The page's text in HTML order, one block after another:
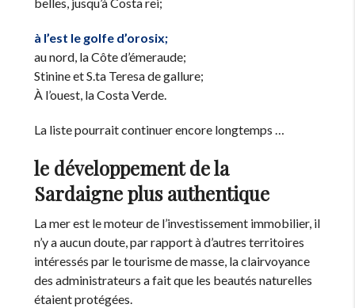
belles, jusqu’à Costa rei;
à l’est le golfe d’orosix;
au nord, la Côte d’émeraude;
Stinine et S.ta Teresa de gallure;
À l’ouest, la Costa Verde.
La liste pourrait continuer encore longtemps …
le développement de la
Sardaigne plus authentique
La mer est le moteur de l’investissement immobilier, il
n’y a aucun doute, par rapport à d’autres territoires
intéressés par le tourisme de masse, la clairvoyance
des administrateurs a fait que les beautés naturelles
étaient protégées.